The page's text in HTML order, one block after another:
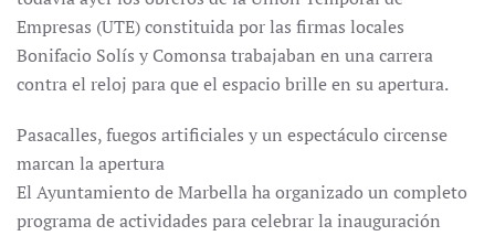
Empresas (UTE) constituida por las firmas locales
Bonifacio Solís y Comonsa trabajaban en una carrera
contra el reloj para que el espacio brille en su apertura.
Pasacalles, fuegos artificiales y un espectáculo circense
marcan la apertura
El Ayuntamiento de Marbella ha organizado un completo
programa de actividades para celebrar la inauguración